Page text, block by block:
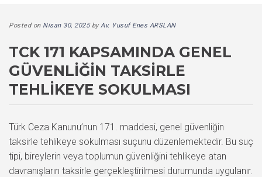
Posted on Nisan 30, 2025byAv. Yusuf Enes ARSLAN
TCK 171 KAPSAMINDA GENEL
GÜVENLIĞIN TAKSIRLE
TEHLIKEYE SOKULMASI
Türk Ceza Kanunu’nun 171. maddesi, genel güvenliğin
taksirle tehlikeye sokulması suçunu düzenlemektedir. Bu suç
tipi, bireylerin veya toplumun güvenliğini tehlikeye atan
davranışların taksirle gerçekleştirilmesi durumunda uygulanır.